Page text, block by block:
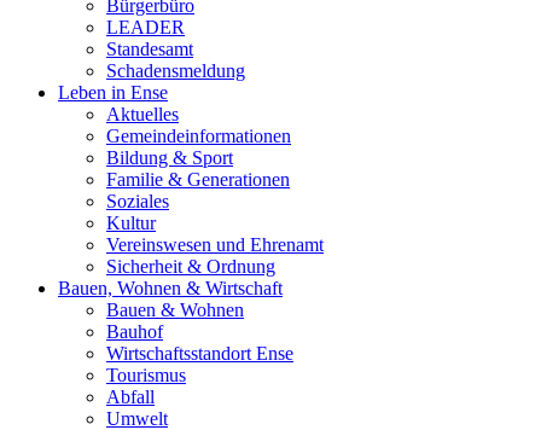
Bürgerbüro
LEADER
Standesamt
Schadensmeldung
Leben in Ense
Aktuelles
Gemeinde­informationen
Bildung & Sport
Familie & Generationen
Soziales
Kultur
Vereinswesen und Ehrenamt
Sicherheit & Ordnung
Bauen, Wohnen & Wirtschaft
Bauen & Wohnen
Bauhof
Wirtschaftsstandort Ense
Tourismus
Abfall
Umwelt